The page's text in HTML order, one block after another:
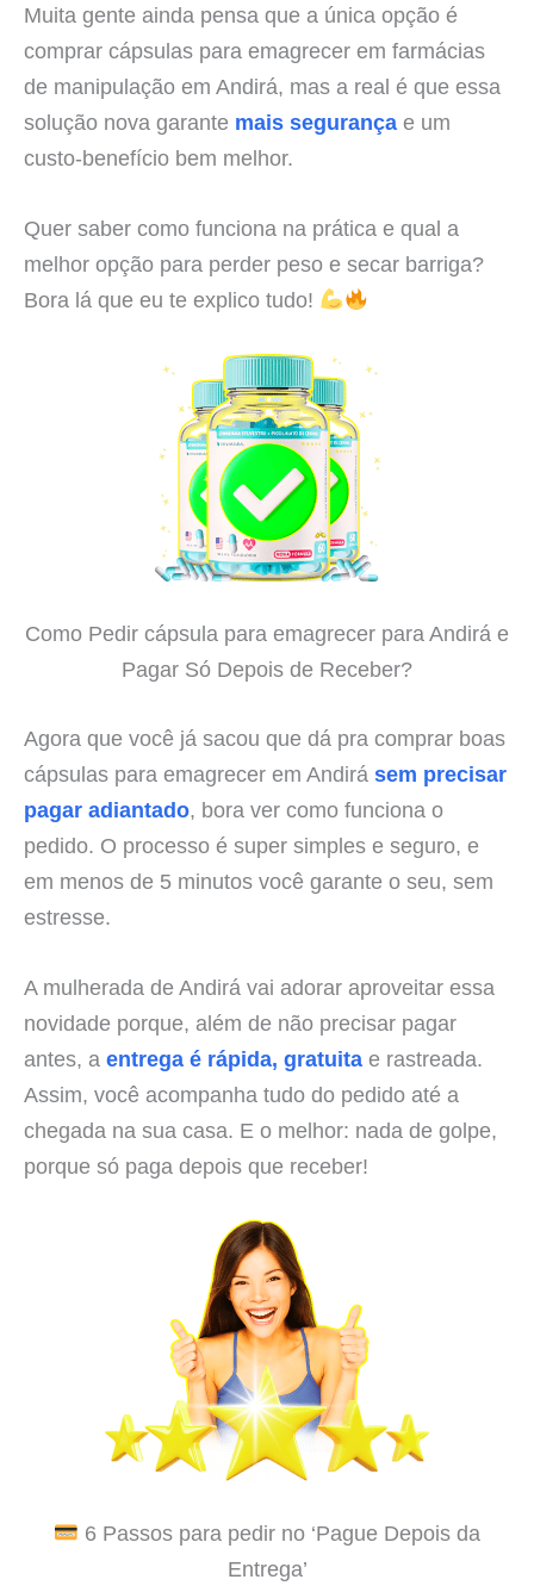
Muita gente ainda pensa que a única opção é
comprar cápsulas para emagrecer em farmácias
de manipulação em Andirá, mas a real é que essa
solução nova garante mais segurança e um
custo-benefício bem melhor.
Quer saber como funciona na prática e qual a
melhor opção para perder peso e secar barriga?
Bora lá que eu te explico tudo!
Como Pedir cápsula para emagrecer para Andirá e
Pagar Só Depois de Receber?
Agora que você já sacou que dá pra comprar boas
cápsulas para emagrecer em Andirá sem precisar
pagar adiantado, bora ver como funciona o
pedido. O processo é super simples e seguro, e
em menos de 5 minutos você garante o seu, sem
estresse.
A mulherada de Andirá vai adorar aproveitar essa
novidade porque, além de não precisar pagar
antes, a entrega é rápida, gratuita e rastreada.
Assim, você acompanha tudo do pedido até a
chegada na sua casa. E o melhor: nada de golpe,
porque só paga depois que receber!
6 Passos para pedir no ‘Pague Depois da
Entrega’